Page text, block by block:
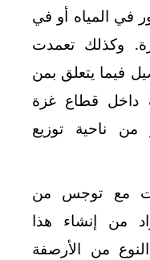
في المياه أو في
وكذلك تعمدت
فيما يتعلق بمن
قطاع غزة
من ناحية توزيع
مع توجس من
من إنشاء هذا
من الأرصفة